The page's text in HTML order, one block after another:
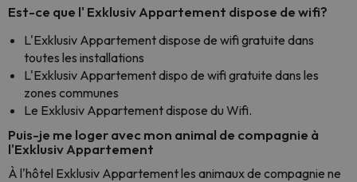
Est-ce que l' Exklusiv Appartement dispose de wifi?
L'Exklusiv Appartement dispose de wifi gratuite dans
toutes les installations
L'Exklusiv Appartement dispo de wifi gratuite dans les
zones communes
Le Exklusiv Appartement dispose du Wifi.
Puis-je me loger avec mon animal de compagnie à
l'Exklusiv Appartement
À l'hôtel Exklusiv Appartement les animaux de compagnie ne